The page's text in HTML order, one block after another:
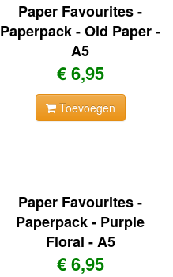
Paper Favourites -
Paperpack - Old Paper -
A5
€ 6,95
Toevoegen
Paper Favourites -
Paperpack - Purple
Floral - A5
€ 6,95